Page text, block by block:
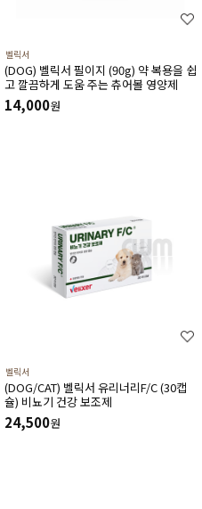
벨릭서
(DOG) 벨릭서 필이지 (90g) 약 복용을 쉽
고 깔끔하게 도움 주는 츄어볼 영양제
14,000원
벨릭서
(DOG/CAT) 벨릭서 유리너리F/C (30캡
슐) 비뇨기 건강 보조제
24,500원